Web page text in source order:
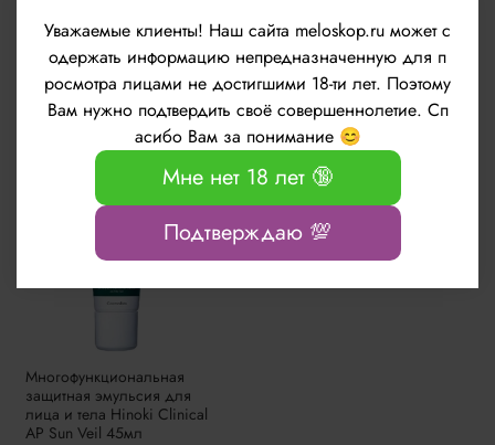
Кореи, одобрены и сертифицированы
Сеульской Ассоциацией дерматологов.
Многофункциональная
защитная эмульсия для
лица и тела Hinoki Clinical
AP Sun Veil 45мл
Уважаемые клиенты! Наш сайта meloskop.ru может с
одержать информацию непредназначенную для п
росмотра лицами не достигшими 18-ти лет. Поэтому
Вам нужно подтвердить своё совершеннолетие. Сп
асибо Вам за понимание 😊
Мне нет 18 лет 🔞
Подтверждаю 💯